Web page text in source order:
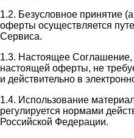
1.2. Безусловное принятие
оферты осуществляется
Сервиса.
1.3. Настоящее Соглашение,
настоящей оферты, не
и действительно в
1.4. Использование
регулируется нормами
Российской Федерации.